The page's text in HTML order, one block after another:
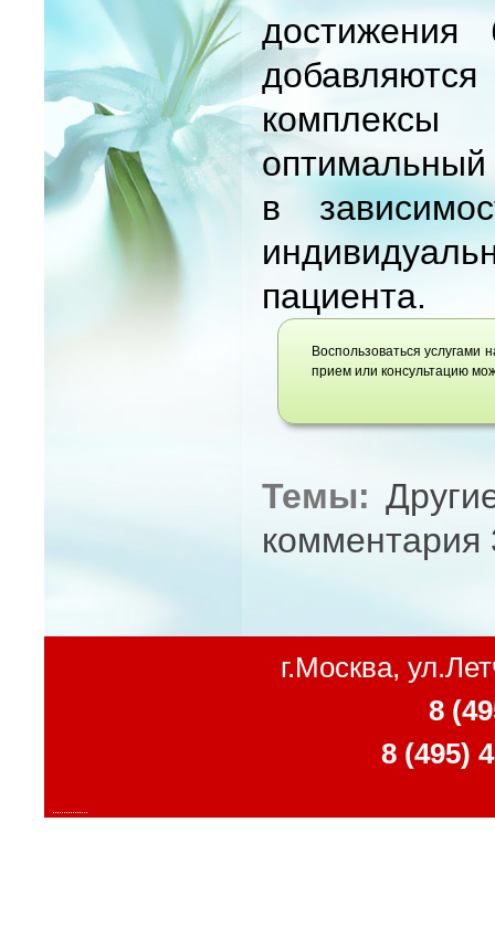
достижения
оптимальный
в
пациента.
Воспользоваться
прием или консультацию
Темы:
комментария
г.Москва,
8
8 (495)